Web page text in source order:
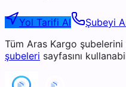
Yol Tarifi Al Şubeyi
Tüm Aras Kargo
şubeleri sayfasını